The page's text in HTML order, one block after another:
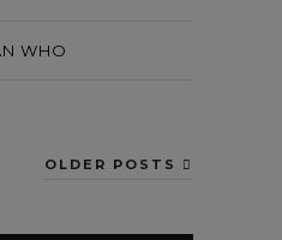
WHO
OLDER POSTS